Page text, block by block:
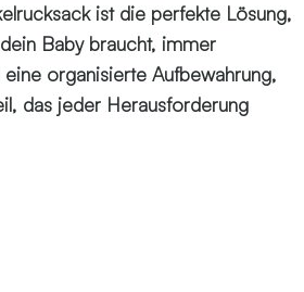
ist die perfekte Lösung,
Baby braucht, immer
organisierte Aufbewahrung,
das jeder Herausforderung